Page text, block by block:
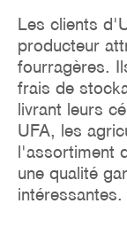
Les clients
producteur
fourragères.
frais de
livrant leurs
UFA, les
l'assortiment
une qualité
intéressantes.